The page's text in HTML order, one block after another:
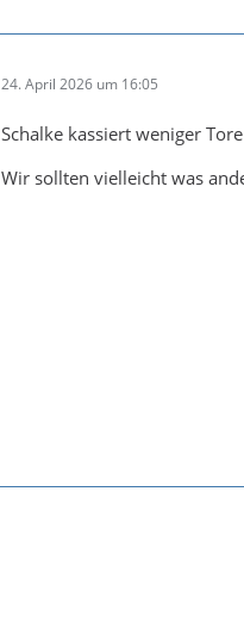
24. April 2026 um 16:05
Schalke kassiert weniger
Wir sollten vielleicht was